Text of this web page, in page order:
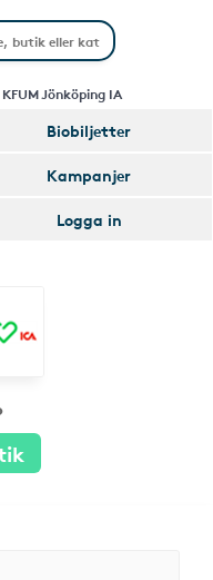
Jönköping IA
Biobiljetter
Kampanjer
Logga in